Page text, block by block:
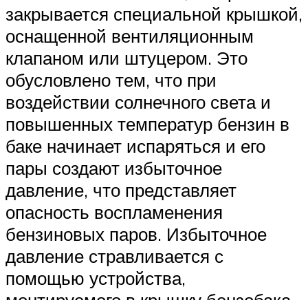
закрывается специальной крышкой,
оснащенной вентиляционным
клапаном или штуцером. Это
обусловлено тем, что при
воздействии солнечного света и
повышенных температур бензин в
баке начинает испаряться и его
пары создают избыточное
давление, что представляет
опасность воспламенения
бензиновых паров. Избыточное
давление стравливается с
помощью устройства,